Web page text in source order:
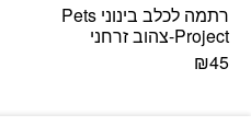
רתמה לכלב בינוני Pets
Project-צהוב זרחני
₪45